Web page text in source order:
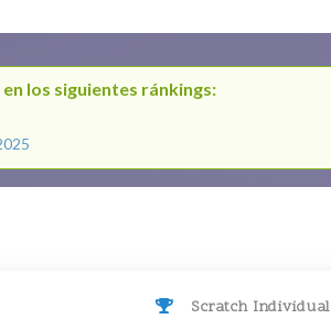
los siguientes ránkings:
Scratch Individual